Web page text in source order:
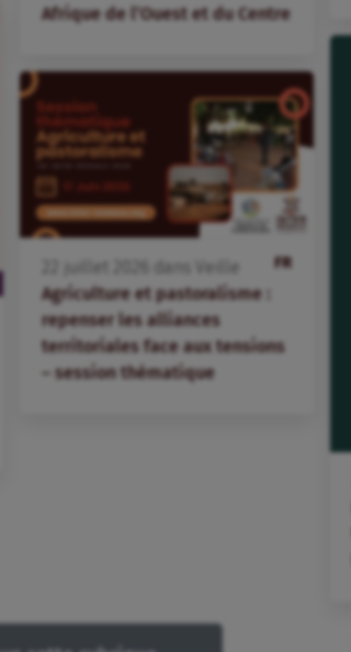
Afrique de l’Ouest et du Centre
FR
juillet dans
Veille
Agriculture et pastoralisme :
repenser les alliances
territoriales face aux tensions
– session thématique